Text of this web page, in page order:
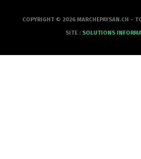
COPYRIGHT © 2026 MARCHEPAYSAN.CH -
SITE : SOLUTIONS